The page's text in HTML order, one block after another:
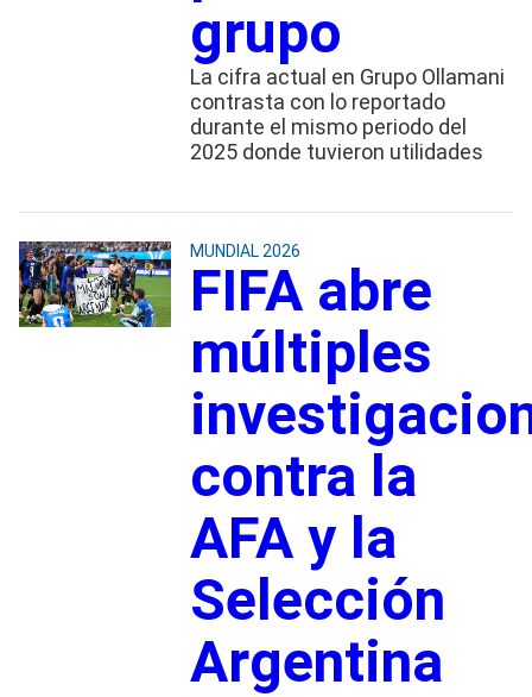
grupo
La cifra actual en Grupo Ollamani
contrasta con lo reportado
durante el mismo periodo del
2025 donde tuvieron utilidades
MUNDIAL 2026
FIFA abre
múltiples
contra la
AFA y la
Selección
Argentina